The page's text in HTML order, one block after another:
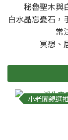
秘魯聖木與
白水晶忘憂石，
常
冥想、
小老闆親選